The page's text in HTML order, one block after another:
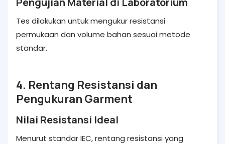
Tes dilakukan untuk mengukur resistansi
permukaan dan volume bahan sesuai metode
standar.
4. Rentang Resistansi dan
Pengukuran Garment
Nilai Resistansi Ideal
Menurut standar IEC, rentang resistansi yang